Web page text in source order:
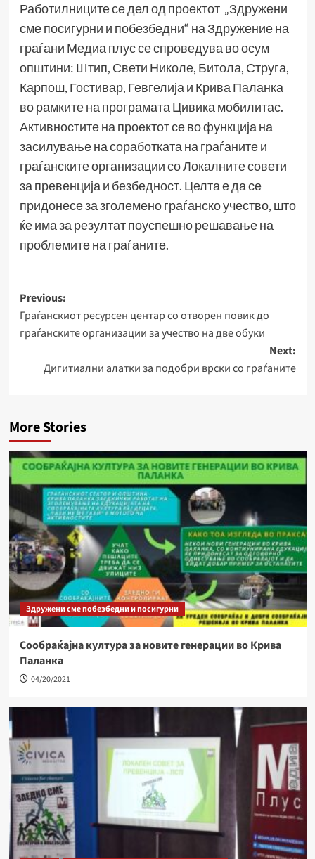
Работилниците се дел од проектот „Здружени
сме посигурни и побезбедни“ на Здружение на
граѓани Медиа плус се спроведува во осум
општини: Штип, Свети Николе, Битола, Струга,
Карпош, Гостивар, Гевгелија и Крива Паланка
во рамките на програмата Цивика мобилитас.
Активностите на проектот се во функција на
засилување на соработката на граѓаните и
граѓанските организации со Локалните совети
за превенција и безбедност. Целта е да се
придонесе за зголемено граѓанско учество, што
ќе има за резултат поуспешно решавање на
проблемите на граѓаните.
Post
navigation
Previous:
Граѓанскиот ресурсен центар со отворен повик до
граѓанските организации за учество на две обуки
Next:
Дигитиални алатки за подобри врски со граѓаните
More Stories
Здружени сме побезбедни и посигурни
Сообраќајна култура за новите генерации во Крива
Паланка
04/20/2021